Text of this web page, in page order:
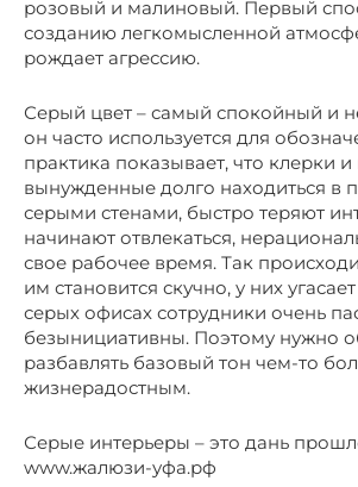
розовый и малиновый. Первый
созданию легкомысленной
рождает агрессию.
Серый цвет – самый спокойный и
он часто используется для
практика показывает, что клерки
вынужденные долго находиться в
серыми стенами, быстро теряют
начинают отвлекаться,
свое рабочее время. Так
им становится скучно, у них
серых офисах сотрудники очень
безынициативны. Поэтому нужно
разбавлять базовый тон чем-то
жизнерадостным.
Серые интерьеры – это дань
www.жалюзи-уфа.рф